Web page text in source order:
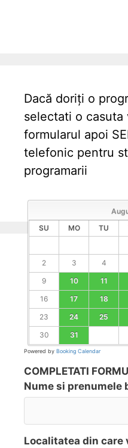
Dacă doriți o
selectati o
formularul apoi
telefonic pentru
programarii
SU
MO TU
2
3 4
9
10 11
16
17 18
23
24 25
30
31
Powered by Booking Calendar
COMPLETATI
Nume si prenumele
Localitatea din care